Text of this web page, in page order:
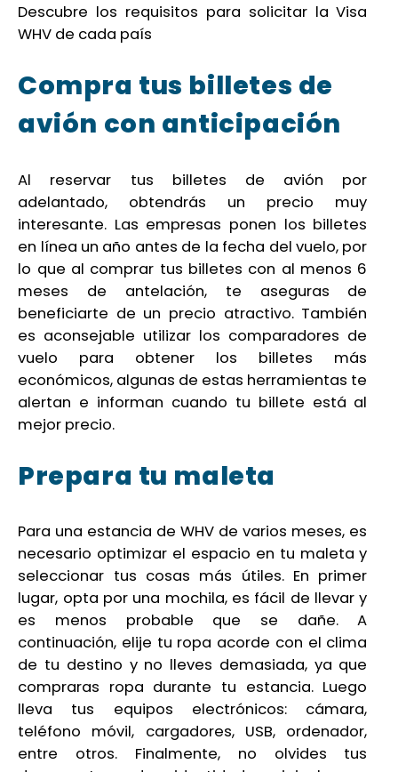
Descubre los requisitos para solicitar la Visa
WHV de cada país
Compra tus billetes de
avión con anticipación
Al reservar tus billetes de avión por
adelantado, obtendrás un precio muy
interesante. Las empresas ponen los billetes
en línea un año antes de la fecha del vuelo, por
lo que al comprar tus billetes con al menos 6
meses de antelación, te aseguras de
beneficiarte de un precio atractivo. También
es aconsejable utilizar los comparadores de
vuelo para obtener los billetes más
económicos, algunas de estas herramientas te
alertan e informan cuando tu billete está al
mejor precio.
Prepara tu maleta
Para una estancia de WHV de varios meses, es
necesario optimizar el espacio en tu maleta y
seleccionar tus cosas más útiles. En primer
lugar, opta por una mochila, es fácil de llevar y
es menos probable que se dañe. A
continuación, elije tu ropa acorde con el clima
de tu destino y no lleves demasiada, ya que
compraras ropa durante tu estancia. Luego
lleva tus equipos electrónicos: cámara,
teléfono móvil, cargadores, USB, ordenador,
entre otros. Finalmente, no olvides tus